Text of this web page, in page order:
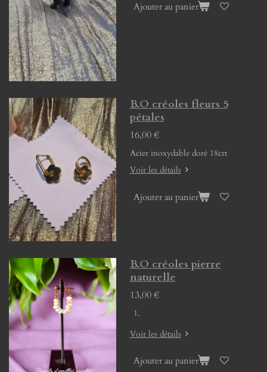
Ajouter au panier
B.O créoles fleurs 5
pétales
16,00 €
Acier inoxydable doré 18crt
Voir les détails
Ajouter au panier
B.O créoles pierre
naturelle
13,00 €
Voir les détails
Ajouter au panier